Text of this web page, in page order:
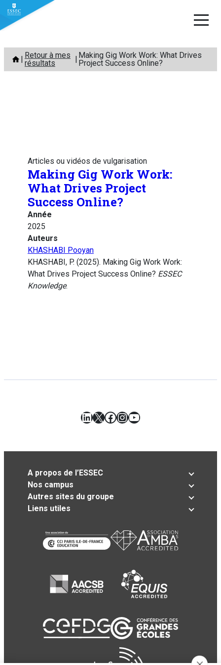
Aller
contenu
Retour à mes
résultats
Making Gig Work Work: What Drives
Project Success Online?
Articles ou vidéos de vulgarisation
Making Gig Work Work:
What Drives Project
Success Online?
Année
2025
Auteurs
KHASHABI Pooyan
KHASHABI, P. (2025). Making Gig Work Work:
What Drives Project Success Online? ESSEC
Knowledge.
LinkedIn
X Facebook
Instagram
YouTube
A propos de l’ESSEC
Nos campus
Autres sites du groupe
Liens utiles